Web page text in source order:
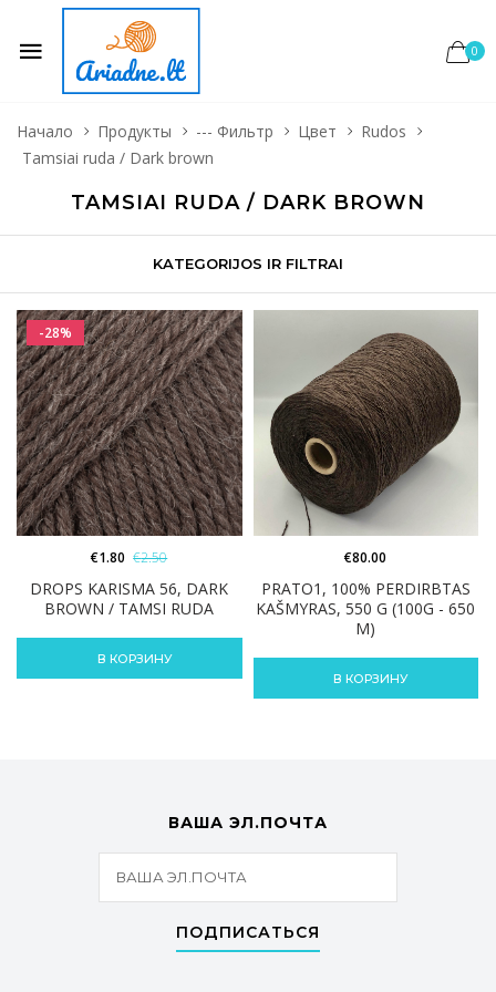
0
Начало Продукты --- Фильтр Цвет
Rudos
Tamsiai ruda / Dark brown
TAMSIAI RUDA / DARK BROWN
KATEGORIJOS IR FILTRAI
-28%
DROPS KARISMA 56, DARK
BROWN / TAMSI RUDA
€1.80 €2.50
В КОРЗИНУ
PRATO1, 100% PERDIRBTAS
KAŠMYRAS, 550 G (100G - 650
M)
€80.00
В КОРЗИНУ
ВАША ЭЛ.ПОЧТА
ПОДПИСАТЬСЯ